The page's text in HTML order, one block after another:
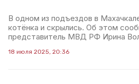
В одном из подъездов в
котёнка и скрылись. Об этом
представитель МВД РФ Ирина
18 июля 2025, 20:36